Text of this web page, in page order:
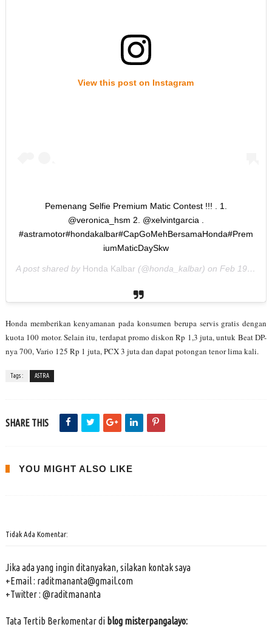
View this post on Instagram
Pemenang Selfie Premium Matic Contest !!! . 1.
@veronica_hsm 2. @xelvintgarcia .
#astramotor#hondakalbar#CapGoMehBersamaHonda#Prem
iumMaticDaySkw
A post shared by Honda Kalbar (@honda_kalbar) on Feb 19, 2019 at 8:44pm PST
Honda memberikan kenyamanan pada konsumen berupa servis gratis dengan
kuota 100 motor. Selain itu, terdapat promo diskon Rp 1,3 juta, untuk Beat DP-
nya 700, Vario 125 Rp 1 juta, PCX 3 juta dan dapat potongan tenor lima kali.
Tags : ASTRA
SHARE THIS
YOU MIGHT ALSO LIKE
Tidak Ada Komentar:
Jika ada yang ingin ditanyakan, silakan kontak saya
+Email : raditmananta@gmail.com
+Twitter : @raditmananta
Tata Tertib Berkomentar di blog misterpangalayo: